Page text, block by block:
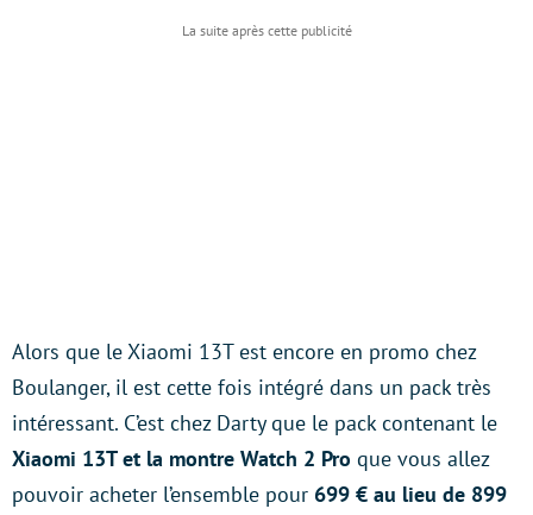
Alors que le Xiaomi 13T est encore en promo chez
Boulanger, il est cette fois intégré dans un pack très
intéressant. C’est chez Darty que le pack contenant le
Xiaomi 13T et la montre Watch 2 Pro que vous allez
pouvoir acheter l’ensemble pour 699 € au lieu de 899